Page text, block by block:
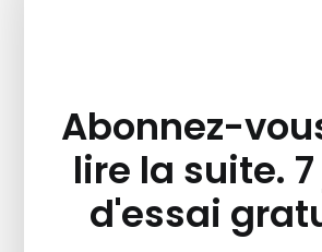
Abonnez-
lire la suite.
d'essai